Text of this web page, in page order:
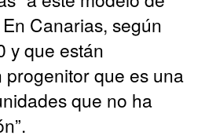
Canarias, según
y que están
progenitor que es una
que no ha